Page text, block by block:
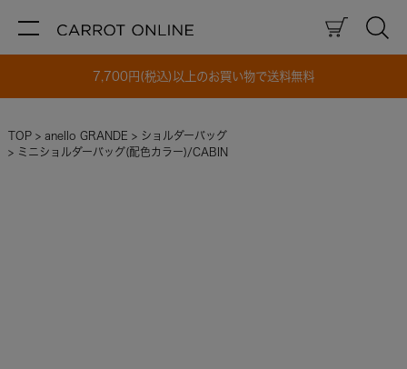
7,700円(税込)以上のお買い物で送料無料
TOP anello GRANDE
ショルダーバッグ
ミニショルダーバッグ(配色カラー)/CABIN